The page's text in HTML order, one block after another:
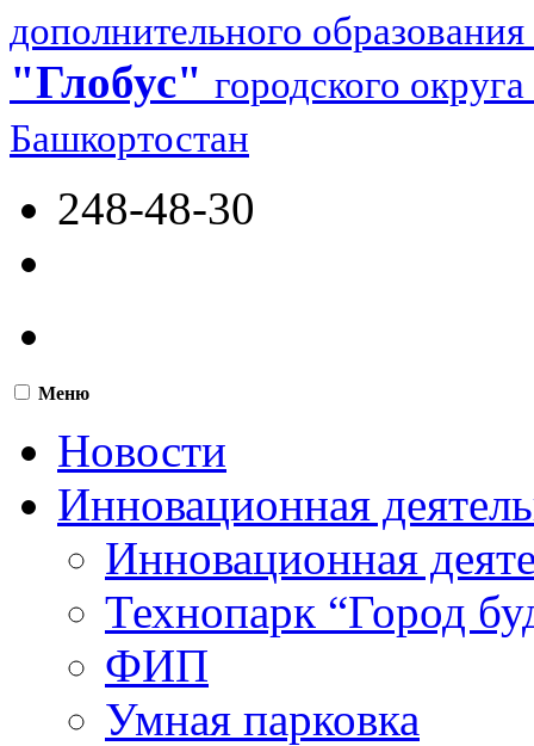
дополнительного образования
"Глобус" городского
Башкортостан
248-48-30
Меню
Новости
Инновационная
Инновационная
Технопарк “Город
ФИП
Умная парковка